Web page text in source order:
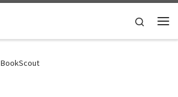
Search
BookScout